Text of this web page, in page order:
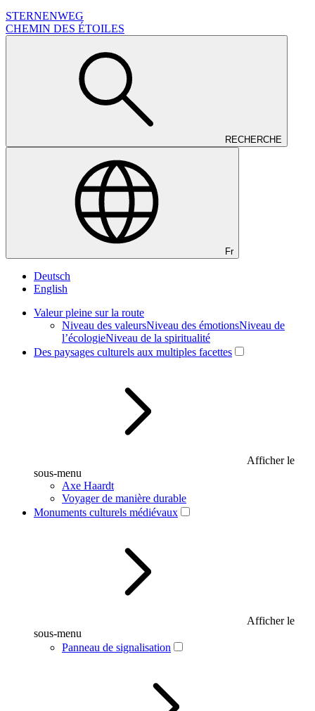
STERNENWEG
CHEMIN DES ÉTOILES
RECHERCHE
Fr
Deutsch
English
Valeur pleine sur la route
Niveau des valeursNiveau des émotionsNiveau de
l’écologieNiveau de la spiritualité
Des paysages culturels aux multiples facettes
Afficher le
sous-menu
Axe Haardt
Voyager de manière durable
Monuments culturels médiévaux
Afficher le
sous-menu
Panneau de signalisation